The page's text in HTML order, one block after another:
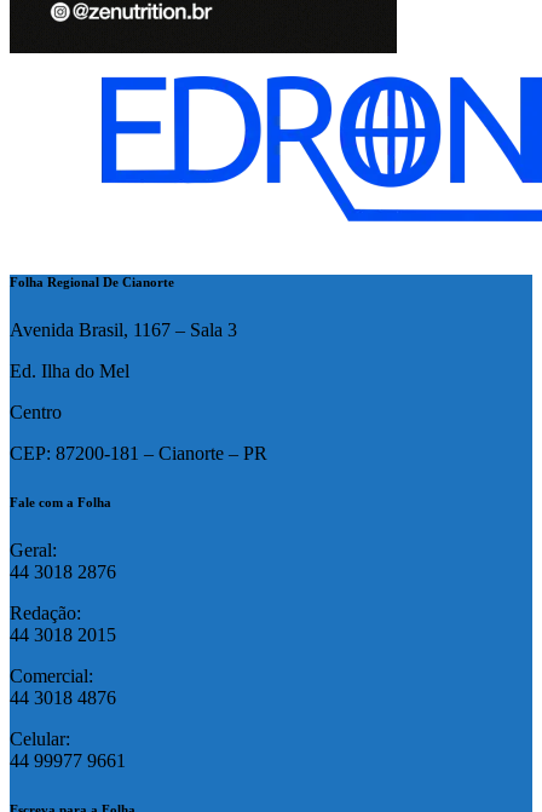
Folha Regional De Cianorte
Avenida Brasil, 1167 – Sala 3
Ed. Ilha do Mel
Centro
CEP: 87200-181 – Cianorte – PR
Fale com a Folha
Geral:
44 3018 2876
Redação:
44 3018 2015
Comercial:
44 3018 4876
Celular:
44 99977 9661
Escreva para a Folha